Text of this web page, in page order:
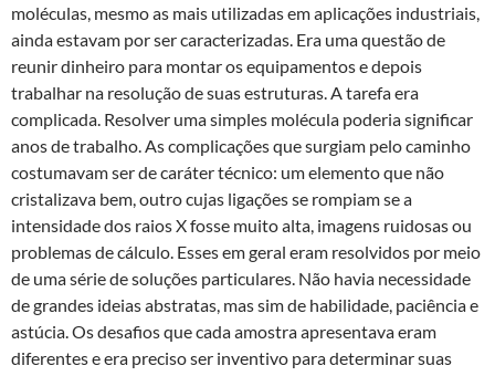
moléculas, mesmo as mais utilizadas em aplicações industriais,
ainda estavam por ser caracterizadas. Era uma questão de
reunir dinheiro para montar os equipamentos e depois
trabalhar na resolução de suas estruturas. A tarefa era
complicada. Resolver uma simples molécula poderia significar
anos de trabalho. As complicações que surgiam pelo caminho
costumavam ser de caráter técnico: um elemento que não
cristalizava bem, outro cujas ligações se rompiam se a
intensidade dos raios X fosse muito alta, imagens ruidosas ou
problemas de cálculo. Esses em geral eram resolvidos por meio
de uma série de soluções particulares. Não havia necessidade
de grandes ideias abstratas, mas sim de habilidade, paciência e
astúcia. Os desafios que cada amostra apresentava eram
diferentes e era preciso ser inventivo para determinar suas